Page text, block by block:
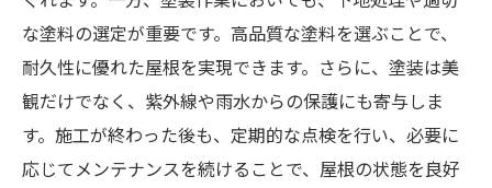
な塗料の選定が重要です。高品質な塗料を選ぶことで、
耐久性に優れた屋根を実現できます。さらに、塗装は美
観だけでなく、紫外線や雨水からの保護にも寄与しま
す。施工が終わった後も、定期的な点検を行い、必要に
応じてメンテナンスを続けることで、屋根の状態を良好